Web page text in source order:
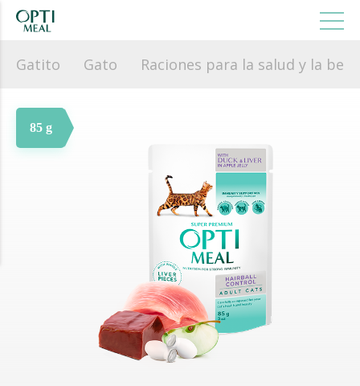
Gatito Gato Raciones para la salud y la
85 g